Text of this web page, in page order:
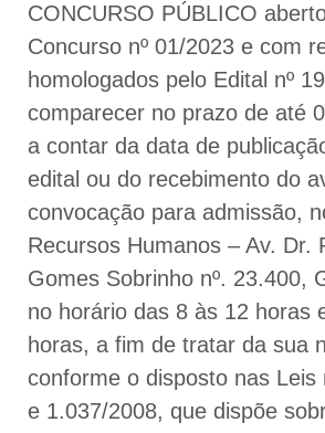
CONCURSO PÚBLICO
Concurso nº 01/2023 e com
homologados pelo Edital nº
comparecer no prazo de até
a contar da data de
edital ou do recebimento do
convocação para admissão,
Recursos Humanos – Av. Dr.
Gomes Sobrinho nº. 23.400,
no horário das 8 às 12 horas
horas, a fim de tratar da sua
conforme o disposto nas Leis
e 1.037/2008, que dispõe